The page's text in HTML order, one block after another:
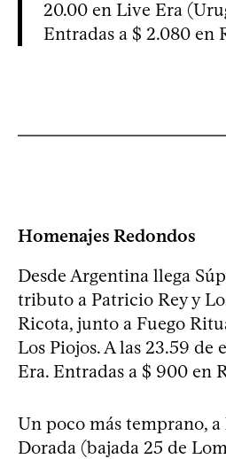
20.00 en Live Era
Entradas a $ 2.080 en
Homenajes Redondos
Desde Argentina llega
tributo a Patricio Rey y
Ricota, junto a Fuego
Los Piojos. A las 23.59 de
Era. Entradas a $ 900 en
Un poco más temprano, a
Dorada (bajada 25 de